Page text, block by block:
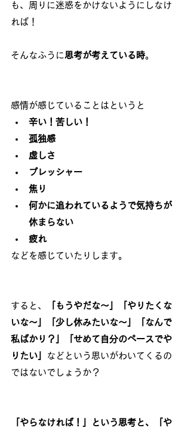
も、周りに迷惑をかけないようにしなけ
れば！
そんなふうに思考が考えている時。
感情が感じていることはというと
辛い！苦しい！
孤独感
虚しさ
プレッシャー
焦り
何かに追われているようで気持ちが
休まらない
疲れ
などを感じていたりします。
すると、
「もうやだな～」「やりたくな
いな～」「少し休みたいな～」「なんで
私ばかり？」「せめて自分のペースでや
りたい」
などという思いがわいてくるの
ではないでしょうか？
「やらなければ！」という思考と、「や